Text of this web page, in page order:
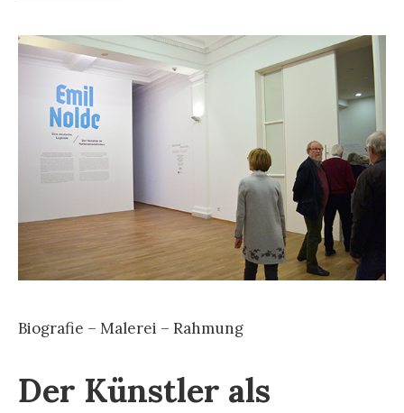
Biografie – Malerei – Rahmung
Der Künstler als